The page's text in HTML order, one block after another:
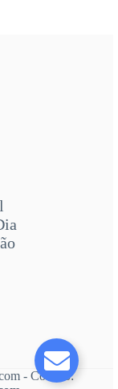
- Contato: